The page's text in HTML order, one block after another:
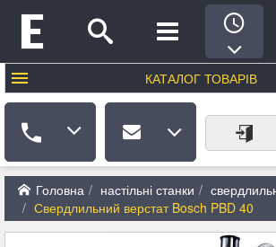
КАТАЛОГ ТОВАРІВ
Головна настільні станки
Свердлильний верстат Bosch PBD 40